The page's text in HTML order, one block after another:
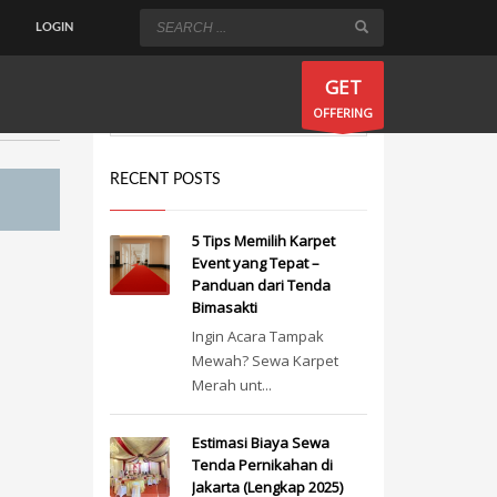
LOGIN
GET
OFFERING
RECENT POSTS
5 Tips Memilih Karpet
Event yang Tepat –
Panduan dari Tenda
Bimasakti
Ingin Acara Tampak
Mewah? Sewa Karpet
Merah unt...
Estimasi Biaya Sewa
Tenda Pernikahan di
Jakarta (Lengkap 2025)